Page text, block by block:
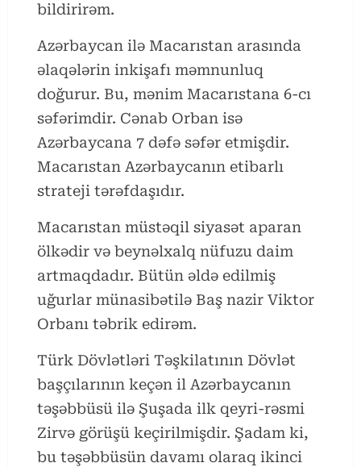
bildirirəm.
Azərbaycan ilə Macarıstan arasında
əlaqələrin inkişafı məmnunluq
doğurur. Bu, mənim Macarıstana 6-cı
səfərimdir. Cənab Orban isə
Azərbaycana 7 dəfə səfər etmişdir.
Macarıstan Azərbaycanın etibarlı
strateji tərəfdaşıdır.
Macarıstan müstəqil siyasət aparan
ölkədir və beynəlxalq nüfuzu daim
artmaqdadır. Bütün əldə edilmiş
uğurlar münasibətilə Baş nazir Viktor
Orbanı təbrik edirəm.
Türk Dövlətləri Təşkilatının Dövlət
başçılarının keçən il Azərbaycanın
təşəbbüsü ilə Şuşada ilk qeyri-rəsmi
Zirvə görüşü keçirilmişdir. Şadam ki,
bu təşəbbüsün davamı olaraq ikinci